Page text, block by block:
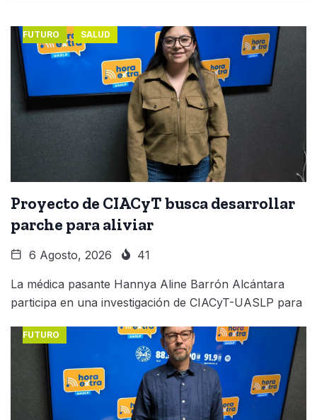
FUTURO SALUD
Proyecto de CIACyT busca desarrollar
parche para aliviar
6 Agosto, 2026 41
La médica pasante Hannya Aline Barrón Alcántara
participa en una investigación de CIACyT-UASLP para
FUTURO